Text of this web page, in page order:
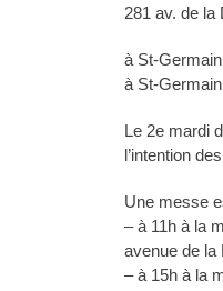
281 av. de la
à St-
à St-
Le 2e mardi
l’intention
Une messe
– à 11h à la
avenue de la
– à 15h à la